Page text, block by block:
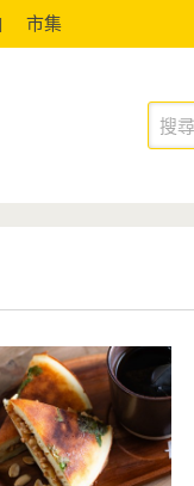
市集